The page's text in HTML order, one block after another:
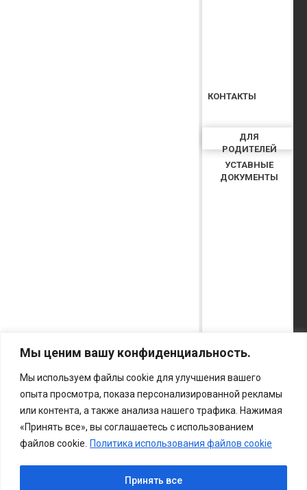
Мы ценим вашу конфиденциальность.
Мы используем файлы cookie для улучшения вашего
опыта просмотра, показа персонализированной рекламы
или контента, а также анализа нашего трафика. Нажимая
«Принять все», вы соглашаетесь с использованием
файлов cookie. Политика использования файлов cookie
Принять все
ДЛЯ
РОДИТЕЛЕЙ
УСТАВНЫЕ
ДОКУМЕНТЫ
КОНТАКТЫ
КУПИТЬ БИЛЕТ